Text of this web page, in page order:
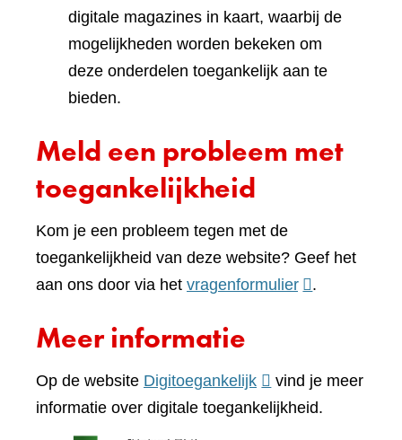
digitale magazines in kaart, waarbij de
mogelijkheden worden bekeken om
deze onderdelen toegankelijk aan te
bieden.
Meld een probleem met
toegankelijkheid
Kom je een probleem tegen met de
toegankelijkheid van deze website? Geef het
aan ons door via het vragenformulier(verwijst
website)
.
Meer informatie
Op de website Digitoegankelijk(verwijst
naar
vind je meer
informatie over digitale toegankelijkheid.